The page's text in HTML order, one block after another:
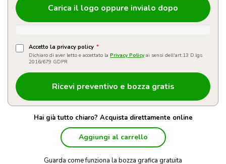
Carica il logo oppure invialo dopo
Accetto la privacy policy *
Dichiaro di aver letto e accettato la Privacy Policy ai sensi dell'art.13 D.lgs
2016/679 GDPR
Hai già tutto chiaro? Acquista direttamente online
Aggiungi al carrello
Guarda come funziona la bozza grafica gratuita